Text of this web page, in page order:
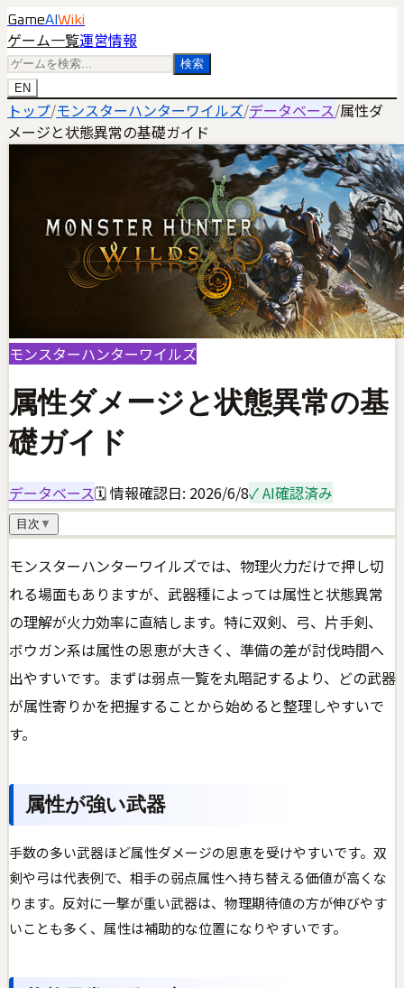
GameAI Wiki
ゲーム一覧運営情報
検索
EN
トップ/モンスターハンターワイルズ/データベース/属性ダ
メージと状態異常の基礎ガイド
モンスターハンターワイルズ
属性ダメージと状態異常の基
礎ガイド
データベース🗓 情報確認日: 2026/6/8✓ AI確認済み
目次 ▼
モンスターハンターワイルズでは、物理火力だけで押し切
れる場面もありますが、武器種によっては属性と状態異常
の理解が火力効率に直結します。特に双剣、弓、片手剣、
ボウガン系は属性の恩恵が大きく、準備の差が討伐時間へ
出やすいです。まずは弱点一覧を丸暗記するより、どの武器
が属性寄りかを把握することから始めると整理しやすいで
す。
属性が強い武器
手数の多い武器ほど属性ダメージの恩恵を受けやすいです。双
剣や弓は代表例で、相手の弱点属性へ持ち替える価値が高くな
ります。反対に一撃が重い武器は、物理期待値の方が伸びやす
いことも多く、属性は補助的な位置になりやすいです。